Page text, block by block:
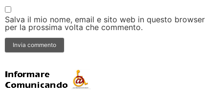
Salva il mio nome, email e sito web in questo browser
per la prossima volta che commento.